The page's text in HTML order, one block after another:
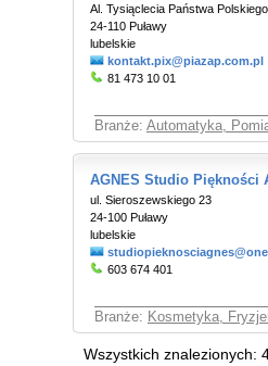
Al. Tysiąclecia Państwa
24-110 Puławy
lubelskie
kontakt.pix@piazap.com.pl
81 473 10 01
Branże: Automatyka,
AGNES Studio Piękności
ul. Sieroszewskiego 23
24-100 Puławy
lubelskie
603 674 401
Branże: Kosmetyka,
Wszystkich znalezionych: